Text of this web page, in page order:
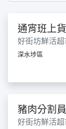
通宵班上
好街坊鮮活超
深水埗區
豬肉分割員
好街坊鮮活超